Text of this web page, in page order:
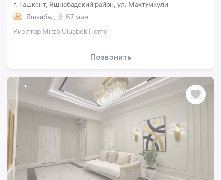
г. Ташкент, Яшнабадский район, ул. Махтумкули
Яшнабад
67 мин.
Риэлтор Mirzo Ulugbek Home
Позвонить